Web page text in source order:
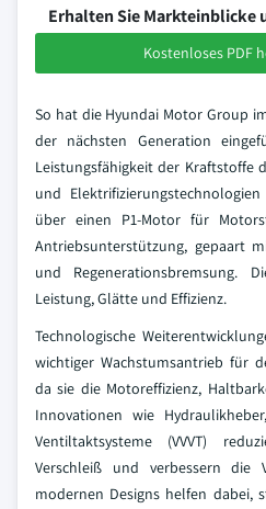
Erhalten Sie Markteinblicke
Kostenloses PDF
So hat die Hyundai Motor Group
der nächsten Generation
Leistungsfähigkeit der Kraftstoffe
und
über einen P1-Motor für
Antriebsunterstützung, gepaart
und Regenerationsbremsung.
Leistung, Glätte und Effizienz.
Technologische
wichtiger Wachstumsantrieb für
da sie die Motoreffizienz,
Innovationen wie
Ventiltaktsysteme (VVVT)
Verschleiß und verbessern die
modernen Designs helfen dabei,